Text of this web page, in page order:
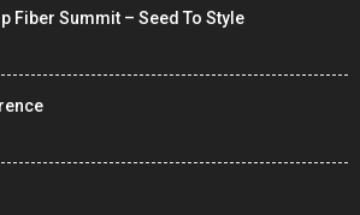
Fiber Summit – Seed To Style